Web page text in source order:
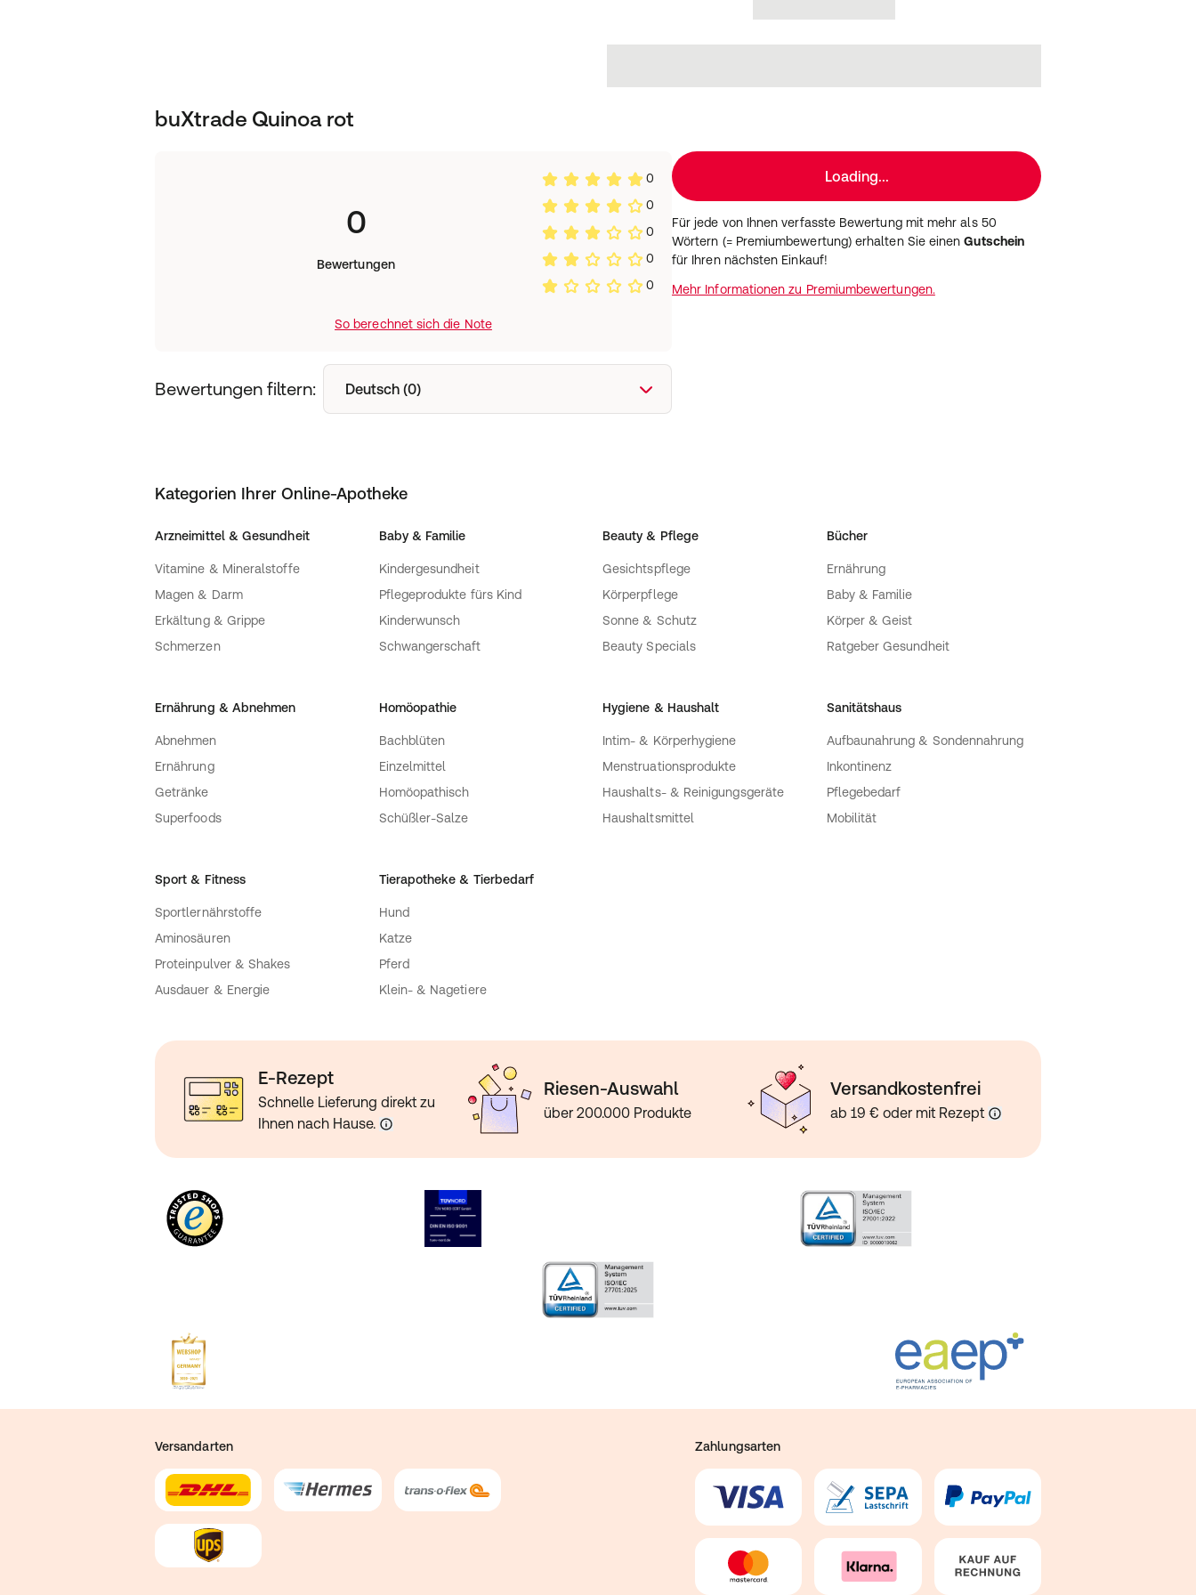
buXtrade Quinoa rot
0
Bewertungen
0
0
0
0
0
So berechnet sich die Note
Bewertungen filtern: Deutsch (0)
Loading...
Für jede von Ihnen verfasste Bewertung mit mehr als 50
Wörtern (= Premiumbewertung) erhalten Sie einenGutschein
für Ihren nächsten Einkauf!
Mehr Informationen zu Premiumbewertungen.
Kategorien Ihrer Online-Apotheke
Arzneimittel & Gesundheit
Vitamine & Mineralstoffe
Magen & Darm
Erkältung & Grippe
Schmerzen
Baby & Familie
Kindergesundheit
Pflegeprodukte fürs Kind
Kinderwunsch
Schwangerschaft
Beauty & Pflege
Gesichtspflege
Körperpflege
Sonne & Schutz
Beauty Specials
Bücher
Ernährung
Baby & Familie
Körper & Geist
Ratgeber Gesundheit
Ernährung & Abnehmen
Abnehmen
Ernährung
Getränke
Superfoods
Homöopathie
Bachblüten
Einzelmittel
Homöopathisch
Schüßler-Salze
Hygiene & Haushalt
Intim- & Körperhygiene
Menstruationsprodukte
Haushalts- & Reinigungsgeräte
Haushaltsmittel
Sanitätshaus
Aufbaunahrung & Sondennahrung
Inkontinenz
Pflegebedarf
Mobilität
Sport & Fitness
Sportlernährstoffe
Aminosäuren
Proteinpulver & Shakes
Ausdauer & Energie
Tierapotheke & Tierbedarf
Hund
Katze
Pferd
Klein- & Nagetiere
E-Rezept
Schnelle Lieferung direkt zu
Ihnen nach Hause.
Riesen-Auswahl
über 200.000 Produkte
Versandkostenfrei
ab 19 € oder mit Rezept
Versandarten Zahlungsarten